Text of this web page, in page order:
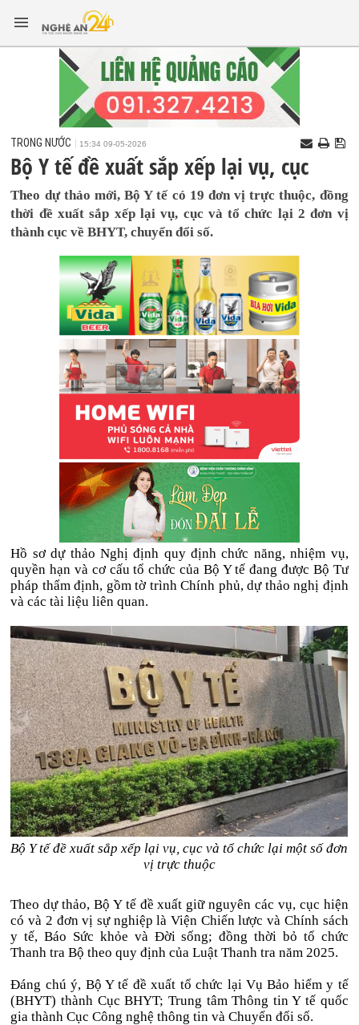
TRONG NƯỚC 15:34 09-05-2026
Bộ Y tế đề xuất sắp xếp lại vụ, cục
Theo dự thảo mới, Bộ Y tế có 19 đơn vị trực thuộc, đồng
thời đề xuất sắp xếp lại vụ, cục và tổ chức lại 2 đơn vị
thành cục về BHYT, chuyển đổi số.
Hồ sơ dự thảo Nghị định quy định chức năng, nhiệm vụ,
quyền hạn và cơ cấu tổ chức của Bộ Y tế đang được Bộ Tư
pháp thẩm định, gồm tờ trình Chính phủ, dự thảo nghị định
và các tài liệu liên quan.
Bộ Y tế đề xuất sắp xếp lại vụ, cục và tổ chức lại một số đơn
vị trực thuộc
Theo dự thảo, Bộ Y tế đề xuất giữ nguyên các vụ, cục hiện
có và 2 đơn vị sự nghiệp là Viện Chiến lược và Chính sách
y tế, Báo Sức khỏe và Đời sống; đồng thời bỏ tổ chức
Thanh tra Bộ theo quy định của Luật Thanh tra năm 2025.
Đáng chú ý, Bộ Y tế đề xuất tổ chức lại Vụ Bảo hiểm y tế
(BHYT) thành Cục BHYT; Trung tâm Thông tin Y tế quốc
gia thành Cục Công nghệ thông tin và Chuyển đổi số.